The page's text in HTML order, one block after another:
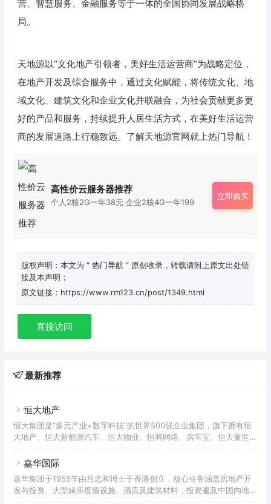
营、智慧服务、金融服务等于一体的全国协同发展战略格
局。
天地源以“文化地产引领者，美好生活运营商”为战略定位，
在地产开发及综合服务中，通过文化赋能，将传统文化、地
域文化、建筑文化和企业文化并联融合，为社会贡献更多更
好的产品和服务，持续提升人居生活方式，在美好生活运营
商的发展道路上行稳致远。了解天地源官网就上热门导航！
高性价云服务器推荐
个人2核2G一年38元 企业2核4G一年199
立即购买
版权声明：本文为 “ 热门导航 ” 原创收录，转载请附上原文出处链
接及本声明；
原文链接：https://www.rm123.cn/post/1349.html
直接访问
最新推荐
恒大地产
恒大集团是“多元产业+数字科技”的世界500强企业集团，旗下拥有恒
大地产、恒大新能源汽车、恒大物业、恒腾网络、房车宝、恒大童世
前，恒大总资产2.3万亿，年销售规模超7000亿，累计纳税超3000
在世界500强排名第122位。公司荣获党中央、国务院授予的“全国脱贫
攻坚先进集体”，以及“全国抗击新冠肺炎疫情先进民营企业”等荣誉，
嘉华国际
嘉华集团于1955年由吕志和博士于香港创立，核心业务涵盖房地产开
发与投资、大型娱乐度假设施、酒店及建筑材料，投资遍及中国内地、